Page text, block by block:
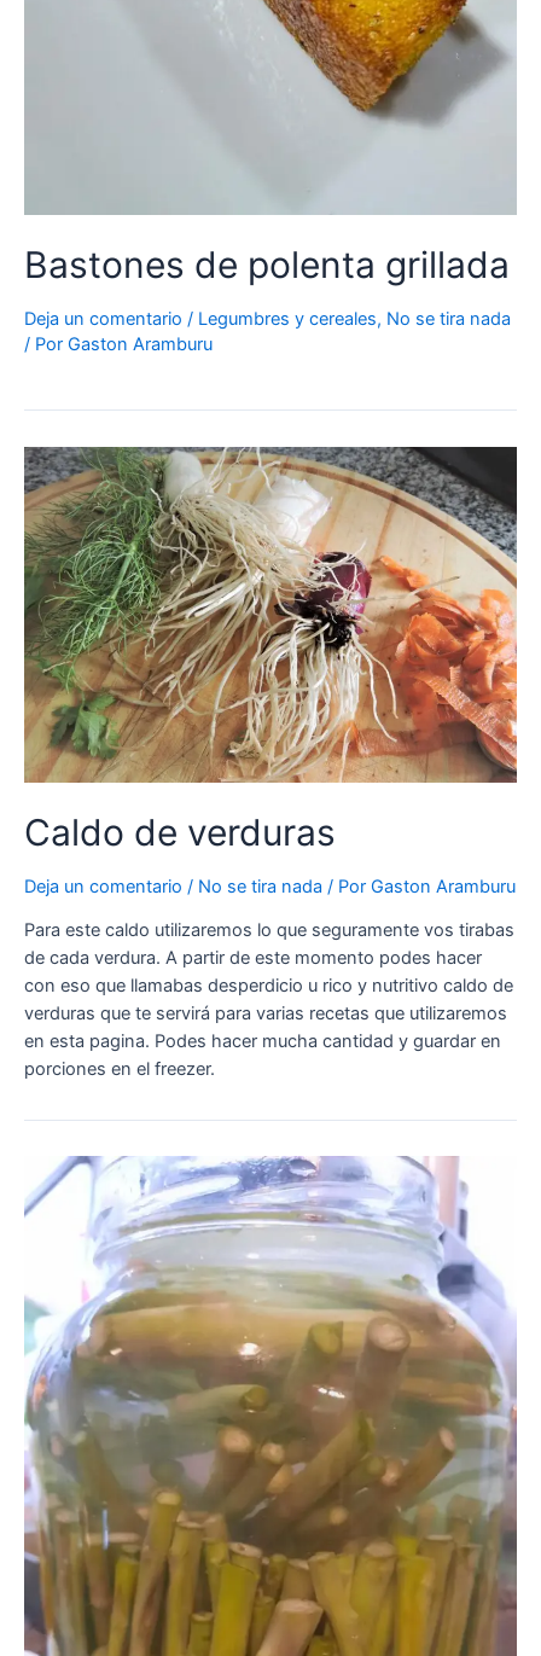
Bastones de polenta grillada
Deja un comentario / Legumbres y cereales, No se tira nada
/ Por Gaston Aramburu
Caldo de verduras
Deja un comentario / No se tira nada / Por Gaston Aramburu
Para este caldo utilizaremos lo que seguramente vos tirabas
de cada verdura. A partir de este momento podes hacer
con eso que llamabas desperdicio u rico y nutritivo caldo de
verduras que te servirá para varias recetas que utilizaremos
en esta pagina. Podes hacer mucha cantidad y guardar en
porciones en el freezer.